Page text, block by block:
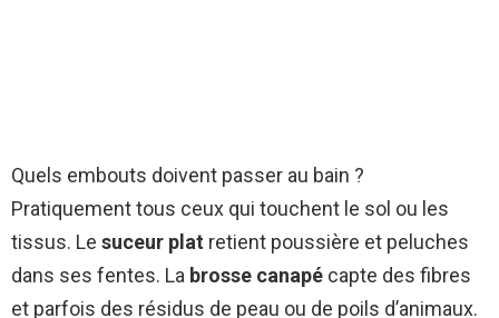
Quels embouts doivent passer au bain ?
Pratiquement tous ceux qui touchent le sol ou les
tissus. Le suceur plat retient poussière et peluches
dans ses fentes. La brosse canapé capte des fibres
et parfois des résidus de peau ou de poils d’animaux.